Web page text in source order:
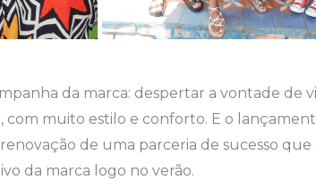
da marca: despertar a vontade de
com muito estilo e conforto. E o
de uma parceria de sucesso que
da marca logo no verão.